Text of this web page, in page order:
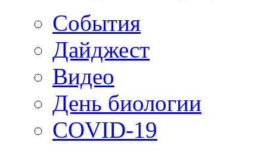
События
Дайджест
Видео
День биологии
COVID-19